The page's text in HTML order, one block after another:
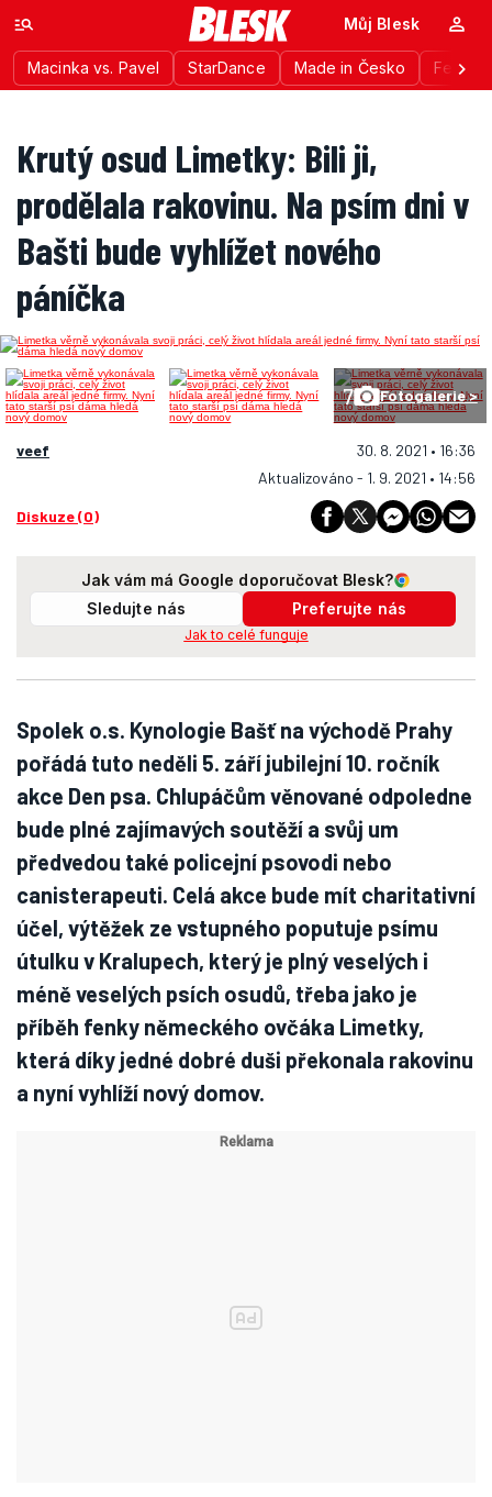
Macinka vs. Pavel StarDance Made in Česko
Můj Blesk
Krutý osud Limetky: Bili ji,
prodělala rakovinu. Na psím dni v
Bašti bude vyhlížet nového
páníčka
7 Fotogalerie >
veef
30. 8. 2021 • 16:36
Aktualizováno - 1. 9. 2021 • 14:56
Diskuze (0)
Jak vám má Google doporučovat Blesk?
Sledujte nás
Preferujte nás
Jak to celé funguje
Spolek o.s. Kynologie Bašť na východě Prahy
pořádá tuto neděli 5. září jubilejní 10. ročník
akce Den psa. Chlupáčům věnované odpoledne
bude plné zajímavých soutěží a svůj um
předvedou také policejní psovodi nebo
canisterapeuti. Celá akce bude mít charitativní
účel, výtěžek ze vstupného poputuje psímu
útulku v Kralupech, který je plný veselých i
méně veselých psích osudů, třeba jako je
příběh fenky německého ovčáka Limetky,
která díky jedné dobré duši překonala rakovinu
a nyní vyhlíží nový domov.